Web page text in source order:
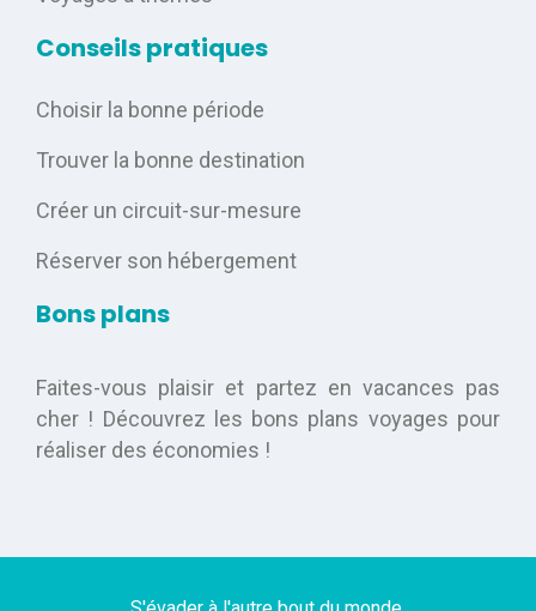
Conseils pratiques
Choisir la bonne période
Trouver la bonne destination
Créer un circuit-sur-mesure
Réserver son hébergement
Bons plans
Faites-vous plaisir et partez en vacances pas
cher ! Découvrez les bons plans voyages pour
réaliser des économies !